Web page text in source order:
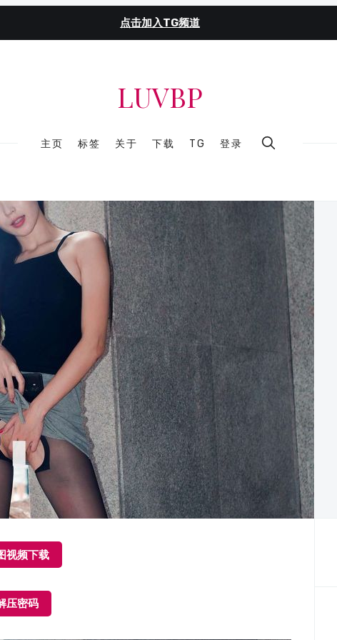
点击加入TG频道
LUVBP
主页 标签 关于 下载 TG 登录
视频下载
压密码